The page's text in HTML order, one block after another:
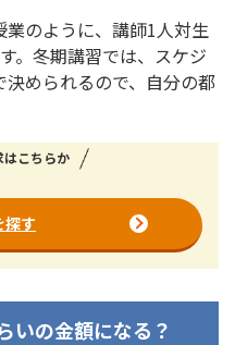
のように、講師1人対生
。冬期講習では、スケジ
められるので、自分の都
はこちらか
探す
いの金額になる？